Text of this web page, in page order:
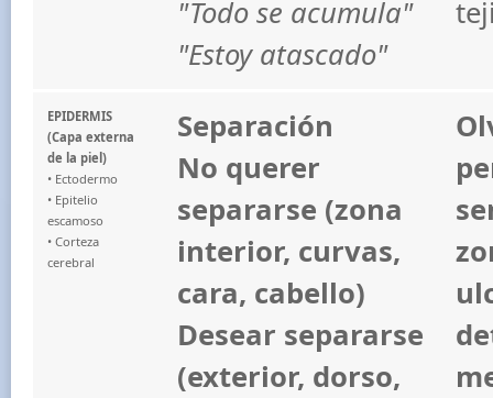
"Todo se acumula"
"Estoy atascado"
EPIDERMIS
(Capa externa
de la piel)
• Ectodermo
• Epitelio
escamoso
• Corteza
cerebral
Separación
No querer
separarse (zona
interior, curvas,
cara, cabello)
Desear separarse
(exterior, dorso,